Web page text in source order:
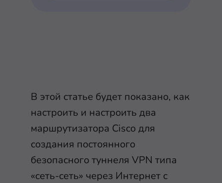
В этой статье будет показано, как
настроить и настроить два
маршрутизатора Cisco для
создания постоянного
безопасного туннеля VPN типа
«сеть-сеть» через Интернет с